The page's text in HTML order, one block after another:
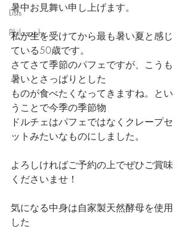
Lists
Philosophy
暑中お見舞い申し上げます。
私が生を受けてから最も暑い夏と感じ
ている50歳です。
さてさて季節のパフェですが、こうも
暑いとさっぱりとした
ものが食べたくなってきますね。とい
うことで今季の季節物
ドルチェはパフェではなくクレープセ
ットみたいなものにしました。
よろしければご予約の上でぜひご賞味
くださいませ！
気になる中身は自家製天然酵母を使用
した